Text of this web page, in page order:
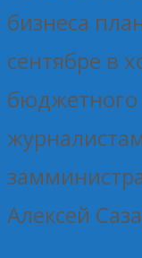
бизнеса
сентябре в
бюджетного
Алексей